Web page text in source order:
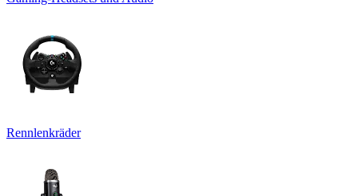
Rennlenkräder